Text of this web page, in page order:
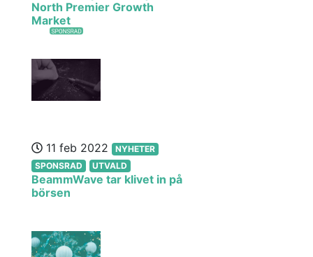
North Premier Growth
Market
11 feb 2022
NYHETER
SPONSRAD
UTVALD
BeammWave tar klivet in på
börsen